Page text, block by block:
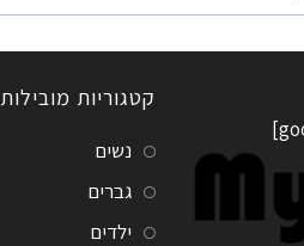
קטגוריות מובילות
נשים
גברים
ילדים